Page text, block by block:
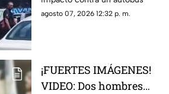
agosto 07, 2026 12:32 p. m.
¡FUERTES IMÁGENES!
VIDEO: Dos hombres